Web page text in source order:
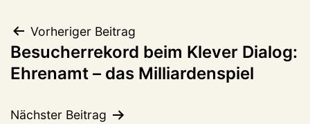
Beitragsnavigation
Vorheriger Beitrag
Besucherrekord beim Klever Dialog:
Ehrenamt – das Milliardenspiel
Nächster Beitrag